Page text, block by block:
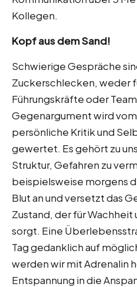
Kollegen.
Kopf aus dem Sand!
Schwierige Gespräche
Zuckerschlecken, weder
Führungskräfte oder
Gegenargument wird
persönliche Kritik und
gewertet. Es gehört zu
Struktur, Gefahren zu
beispielsweise morgens
Blut an und versetzt das
Zustand, der für
sorgt. Eine
Tag gedanklich auf
werden wir mit Adrenalin
Entspannung in die